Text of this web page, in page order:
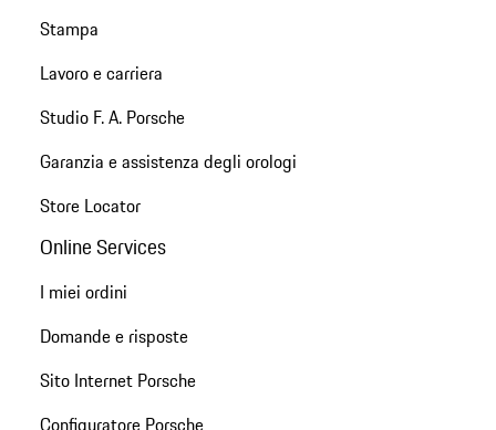
Stampa
Lavoro e carriera
Studio F. A. Porsche
Garanzia e assistenza degli orologi
Store Locator
Online Services
I miei ordini
Domande e risposte
Sito Internet Porsche